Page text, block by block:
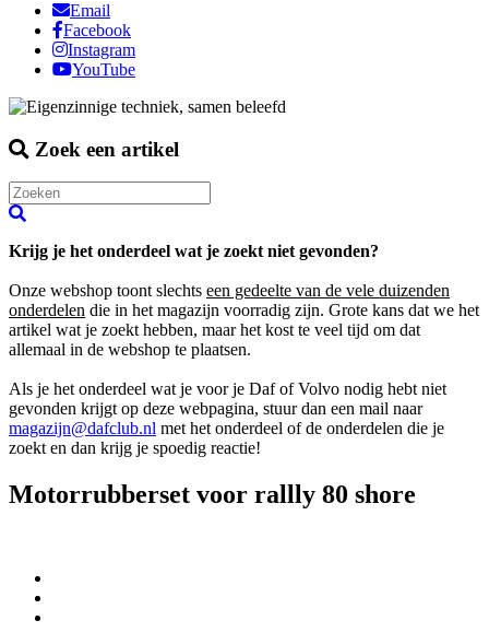
Email
Facebook
Instagram
YouTube
Zoek een artikel
Krijg je het onderdeel wat je zoekt niet gevonden?
Onze webshop toont slechts een gedeelte van de vele duizenden
onderdelen die in het magazijn voorradig zijn. Grote kans dat we het
artikel wat je zoekt hebben, maar het kost te veel tijd om dat
allemaal in de webshop te plaatsen.
Als je het onderdeel wat je voor je Daf of Volvo nodig hebt niet
gevonden krijgt op deze webpagina, stuur dan een mail naar
magazijn@dafclub.nl met het onderdeel of de onderdelen die je
zoekt en dan krijg je spoedig reactie!
Motorrubberset voor rallly 80 shore